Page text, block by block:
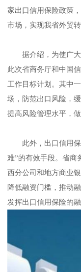
家出口信用保险政策
市场，实现我省外贸转
据介绍，为使广大
此次省商务厅和中国
工作目标计划。其中
场，防范出口风险，
提高风险管理水平，做
此外，出口信用保
难”的有效手段。省商
西分公司和地方商业
降低融资门槛，推动
发挥出口信用保险的